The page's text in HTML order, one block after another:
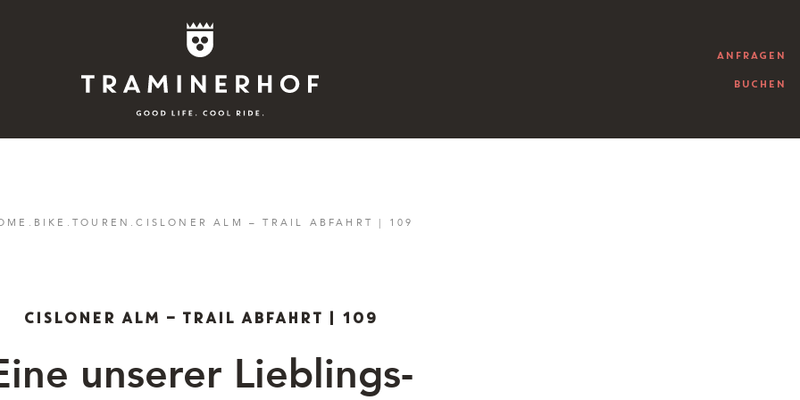
Aktiv
ANFRAGEN
BUCHEN
. BIKE . TOUREN .CISLONER ALM – TRAIL ABFAHRT | 109
CISLONER ALM – TRAIL ABFAHRT | 109
unserer Lieblings-